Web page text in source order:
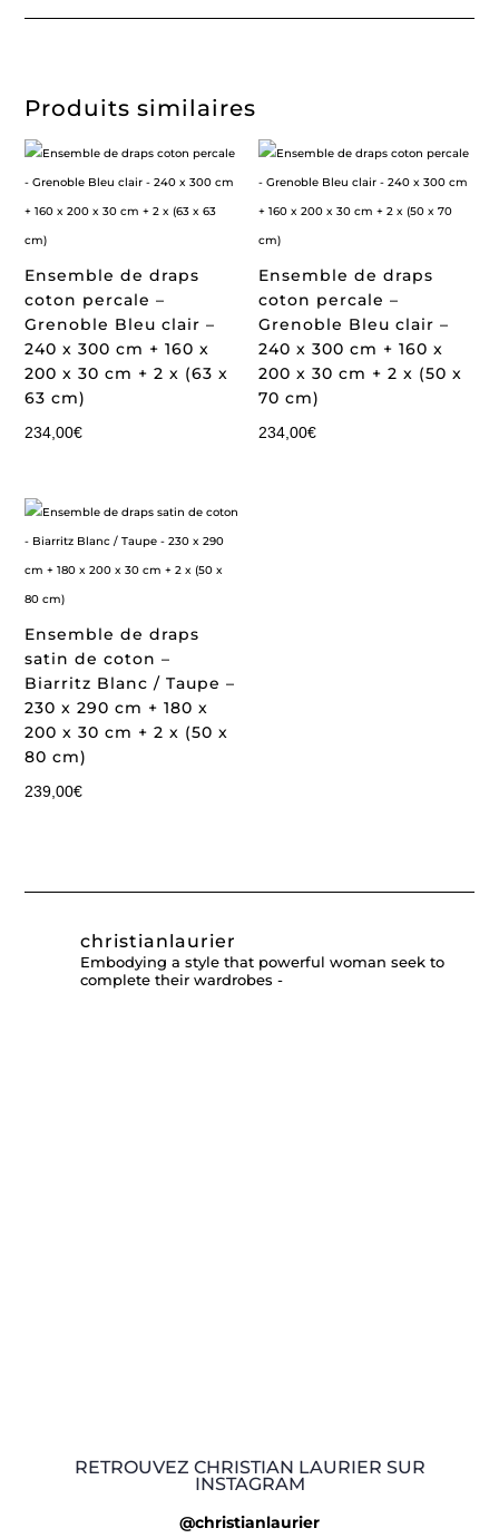
Produits similaires
Ensemble de draps
coton percale –
Grenoble Bleu clair –
240 x 300 cm + 160 x
200 x 30 cm + 2 x (63 x
63 cm)
234,00€
Ensemble de draps
coton percale –
Grenoble Bleu clair –
240 x 300 cm + 160 x
200 x 30 cm + 2 x (50 x
70 cm)
234,00€
Ensemble de draps
satin de coton –
Biarritz Blanc / Taupe –
230 x 290 cm + 180 x
200 x 30 cm + 2 x (50 x
80 cm)
239,00€
christianlaurier
Embodying a style that powerful woman seek to
complete their wardrobes -
RETROUVEZ CHRISTIAN LAURIER SUR
INSTAGRAM
@christianlaurier